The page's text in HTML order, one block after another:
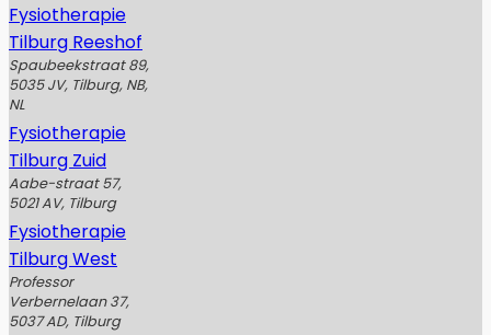
Fysiotherapie
Tilburg Reeshof
Spaubeekstraat 89,
5035 JV, Tilburg, NB,
NL
Fysiotherapie
Tilburg Zuid
Aabe-straat 57,
5021 AV, Tilburg
Fysiotherapie
Tilburg West
Professor
Verbernelaan 37,
5037 AD, Tilburg